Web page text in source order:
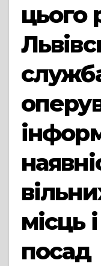
цього
місць
посад